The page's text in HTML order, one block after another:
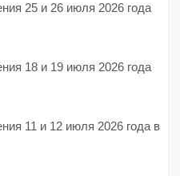
25 и 26 июля 2026 года
18 и 19 июля 2026 года
11 и 12 июля 2026 года в